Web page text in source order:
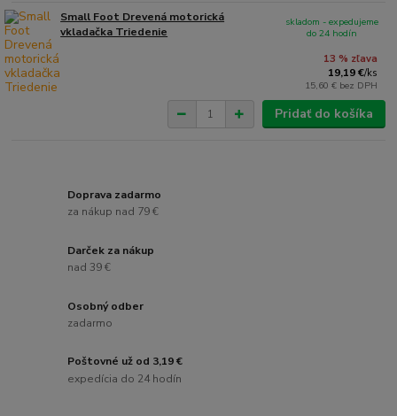
Small Foot Drevená motorická
vkladačka Triedenie
13 % zľava
19,19 €/ks
15,60 € bez DPH
skladom - expedujeme
do 24 hodín
Pridať do košíka
Doprava zadarmo
za nákup nad 79 €
Darček za nákup
nad 39 €
Osobný odber
zadarmo
Poštovné už od 3,19 €
expedícia do 24 hodín